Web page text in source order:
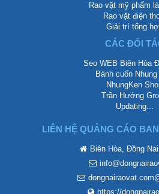
Rao vặt mỹ phẩm
Rao vặt điện
Giải trí tổng
CÁC ĐỐI
Seo WEB Biên Hòa
Bánh cuốn
NhungKen
Trần Hướng
Updating...
LIÊN HỆ QUẢNG CÁO
Biên Hòa, Đồng
https://